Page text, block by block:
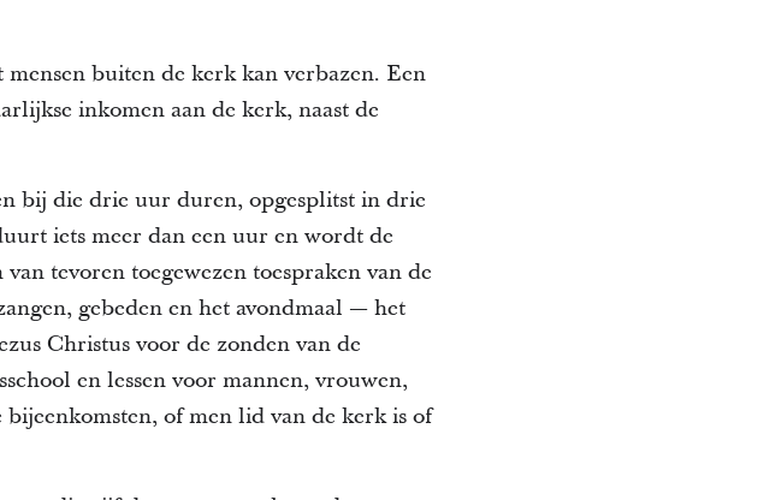
buiten de kerk kan verbazen. Een
inkomen aan de kerk, naast de
bij die drie uur duren, opgesplitst in drie
iets meer dan een uur en wordt de
tevoren toegewezen toespraken van de
gebeden en het avondmaal — het
Christus voor de zonden van de
en lessen voor mannen, vrouwen,
of men lid van de kerk is of